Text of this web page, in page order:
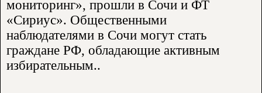
мониторинг», прошли в Сочи и ФТ
«Сириус». Общественными
наблюдателями в Сочи могут стать
граждане РФ, обладающие активным
избирательным..